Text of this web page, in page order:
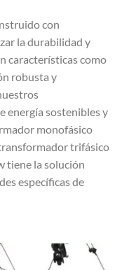
con
la durabilidad y
características como
robusta y
energía sostenibles y
monofásico
trifásico
tiene la solución
específicas de